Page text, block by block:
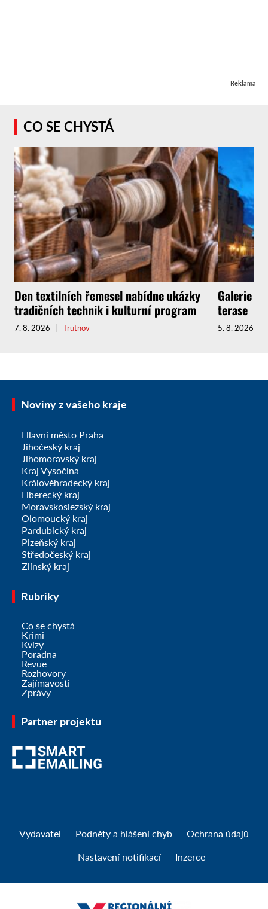
Reklama
CO SE CHYSTÁ
Den textilních řemesel nabídne ukázky
tradičních technik i kulturní program
7. 8. 2026 Trutnov
Galerie
terase
5. 8. 2026
Noviny z vašeho kraje
Hlavní město Praha
Jihočeský kraj
Jihomoravský kraj
Kraj Vysočina
Královéhradecký kraj
Liberecký kraj
Moravskoslezský kraj
Olomoucký kraj
Pardubický kraj
Plzeňský kraj
Středočeský kraj
Zlínský kraj
Rubriky
Co se chystá
Krimi
Kvízy
Poradna
Revue
Rozhovory
Zajímavosti
Zprávy
Partner projektu
Vydavatel Podněty a hlášení chyb Ochrana údajů
Nastavení notifikací Inzerce